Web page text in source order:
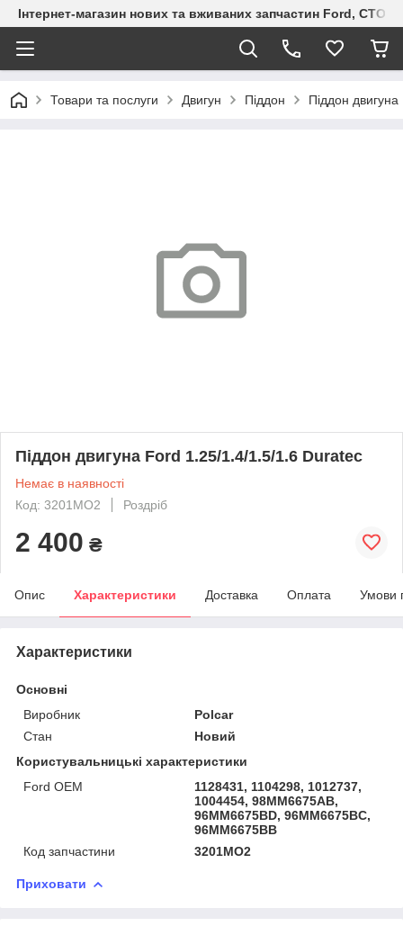
Інтернет-магазин нових та вживаних запчастин Ford, СТО
Товари та послуги Двигун Піддон Піддон
Піддон двигуна Ford 1.25/1.4/1.5/1.6 Duratec
Немає в наявності
Код: 3201MO2
Роздріб
2 400 ₴
Опис Характеристики Доставка Оплата Умови
Характеристики
Основні
Виробник
Polcar
Стан
Новий
Користувальницькі характеристики
Ford OEM
1128431, 1104298, 1012737,
1004454, 98MM6675AB,
96MM6675BD, 96MM6675BC,
96MM6675BB
Код запчастини
3201MO2
Приховати